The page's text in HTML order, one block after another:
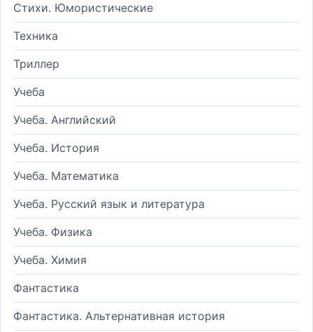
Стихи. Юмористические
Техника
Триллер
Учеба
Учеба. Английский
Учеба. История
Учеба. Математика
Учеба. Русский язык и литература
Учеба. Физика
Учеба. Химия
Фантастика
Фантастика. Альтернативная история